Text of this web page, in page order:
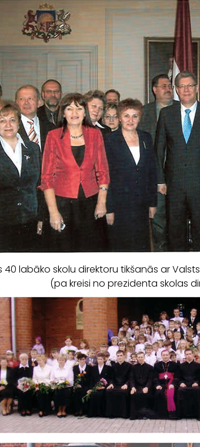
40 labāko skolu direktoru tikšanās ar
(pa kreisi no prezidenta skolas